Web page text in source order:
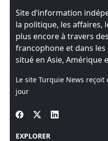
Site d’information
la politique, les affaires,
plus encore à travers
francophone et dans
situé en Asie, Amérique
Le site Turquie News reçoit
jour
EXPLORER